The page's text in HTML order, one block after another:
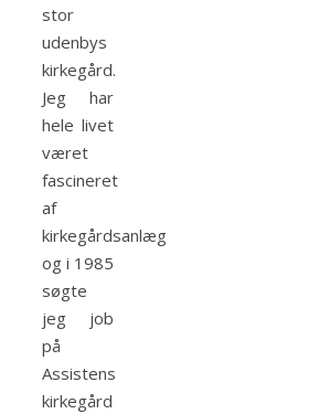
stor
udenbys
kirkegård.
Jeg har
hele livet
været
fascineret
af
kirkegårdsanlæg
og i 1985
søgte
jeg job
på
Assistens
kirkegård